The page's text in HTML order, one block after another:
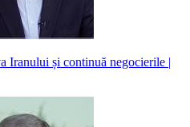
Iranului și continuă negocierile |